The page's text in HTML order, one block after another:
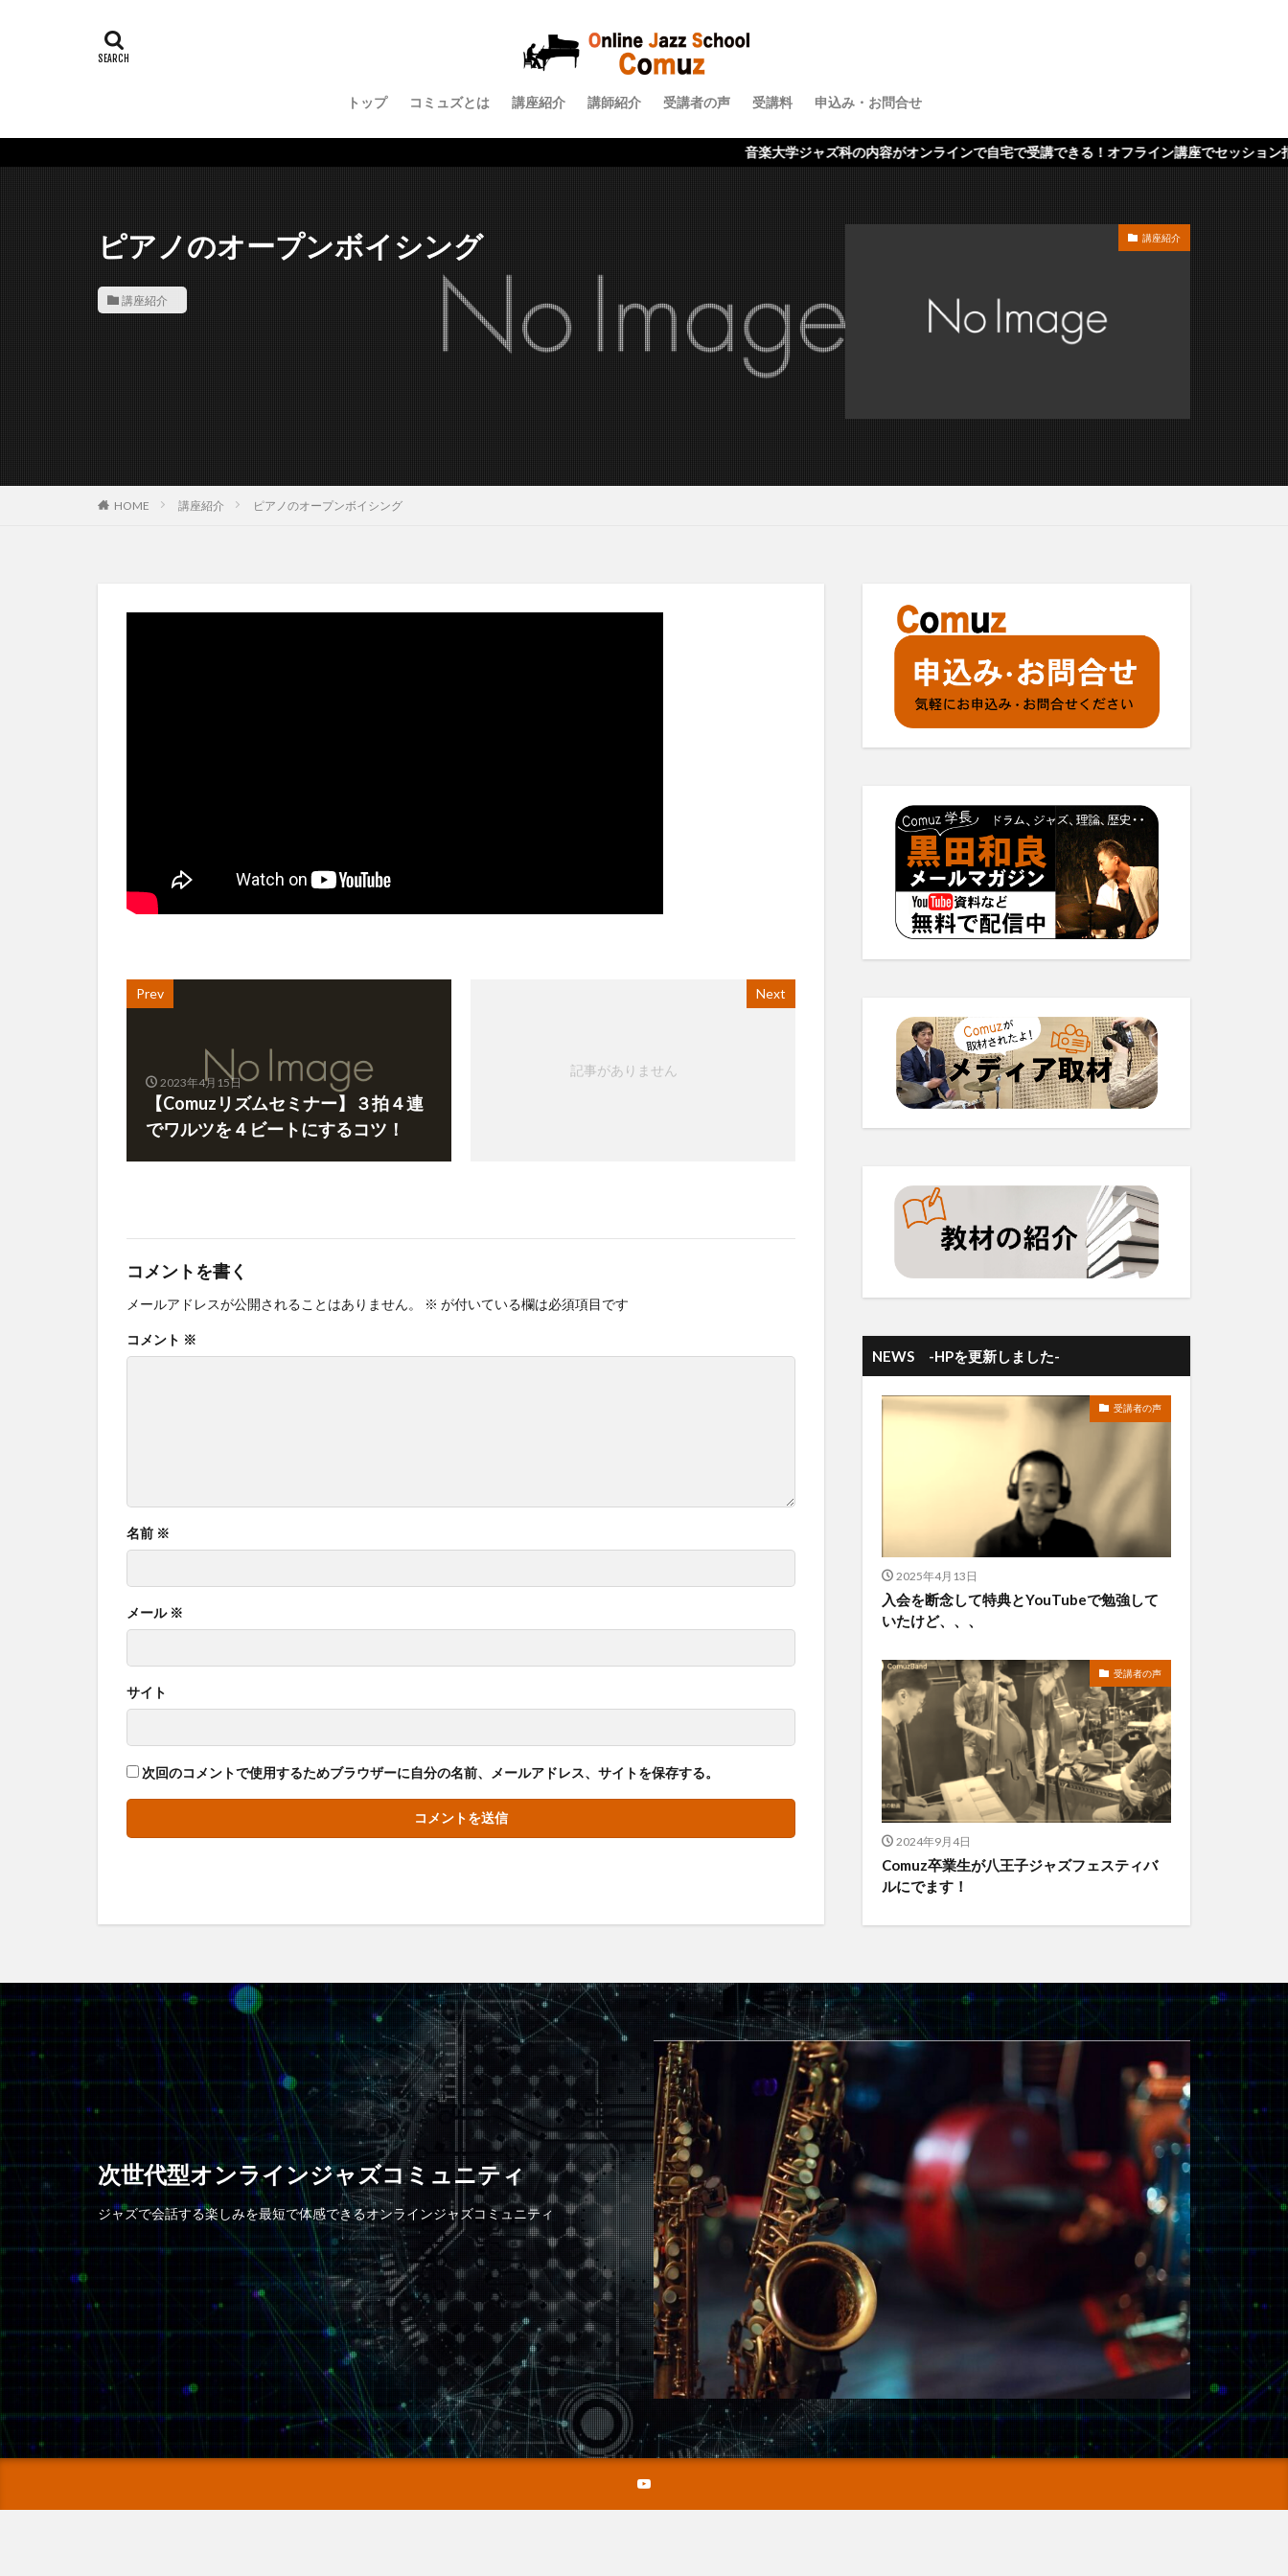
トップ コミュズとは 講座紹介 講師紹介 受講者の声 受講料 申込み・お問合せ
音楽大学ジャズ科の内容がオンラインで自宅で受講できる！オフライン講座でセッション指導もあります!!
ピアノのオープンボイシング
講座紹介
講座紹介
HOME 講座紹介 ピアノのオープンボイシング
Prev
2023年4月15日
【Comuzリズムセミナー】３拍４連
でワルツを４ビートにするコツ！
Next
記事がありません
コメントを書く
メールアドレスが公開されることはありません。 ※ が付いている欄は必須項目です
コメント ※
名前 ※
メール ※
サイト
次回のコメントで使用するためブラウザーに自分の名前、メールアドレス、サイトを保存する。
NEWS -HPを更新しました-
受講者の声
2025年4月13日
入会を断念して特典とYouTubeで勉強して
いたけど、、、
受講者の声
2024年9月4日
Comuz卒業生が八王子ジャズフェスティバ
ルにでます！
次世代型オンラインジャズコミュニティ
ジャズで会話する楽しみを最短で体感できるオンラインジャズコミュニティ